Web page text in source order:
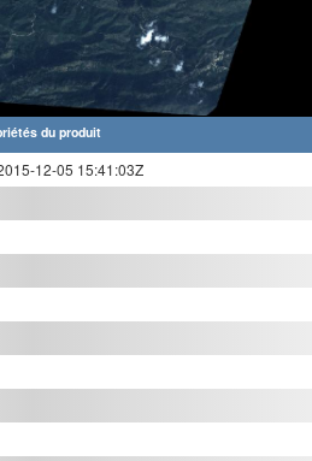
du produit
12-05 15:41:03Z